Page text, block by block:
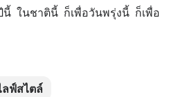
ในชาตินี้  ก็เพื่อวันพรุ่งนี้  ก็เพื่อ
ลฟ์สไตล์